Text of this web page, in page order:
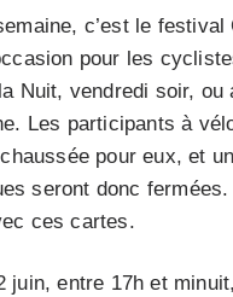
c’est le festival
pour les
Nuit, vendredi soir, ou
Les participants à
pour eux, et
seront donc
ces cartes.
juin, entre 17h et